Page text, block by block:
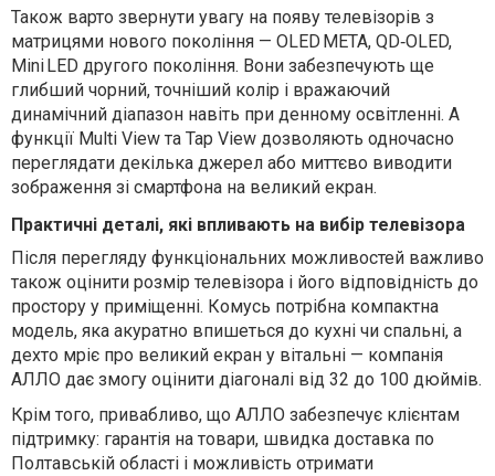
Також варто звернути увагу на появу телевізорів з
матрицями нового покоління — OLED META, QD‑OLED,
Mini LED другого покоління. Вони забезпечують ще
глибший чорний, точніший колір і вражаючий
динамічний діапазон навіть при денному освітленні. А
функції Multi View та Tap View дозволяють одночасно
переглядати декілька джерел або миттєво виводити
зображення зі смартфона на великий екран.
Практичні деталі, які впливають на вибір телевізора
Після перегляду функціональних можливостей важливо
також оцінити розмір телевізора і його відповідність до
простору у приміщенні. Комусь потрібна компактна
модель, яка акуратно впишеться до кухні чи спальні, а
дехто мріє про великий екран у вітальні — компанія
АЛЛО дає змогу оцінити діагоналі від 32 до 100 дюймів.
Крім того, привабливо, що АЛЛО забезпечує клієнтам
підтримку: гарантія на товари, швидка доставка по
Полтавській області і можливість отримати